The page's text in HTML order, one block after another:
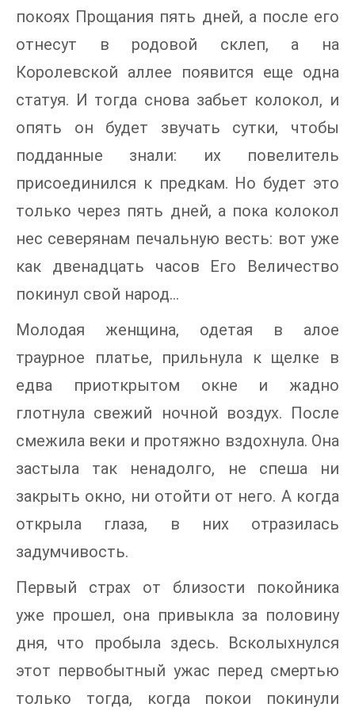
покоях Прощания пять дней, а после его
отнесут в родовой склеп, а на
Королевской аллее появится еще одна
статуя. И тогда снова забьет колокол, и
опять он будет звучать сутки, чтобы
подданные знали: их повелитель
присоединился к предкам. Но будет это
только через пять дней, а пока колокол
нес северянам печальную весть: вот уже
как двенадцать часов Его Величество
покинул свой народ…
Молодая женщина, одетая в алое
траурное платье, прильнула к щелке в
едва приоткрытом окне и жадно
глотнула свежий ночной воздух. После
смежила веки и протяжно вздохнула. Она
застыла так ненадолго, не спеша ни
закрыть окно, ни отойти от него. А когда
открыла глаза, в них отразилась
задумчивость.
Первый страх от близости покойника
уже прошел, она привыкла за половину
дня, что пробыла здесь. Всколыхнулся
этот первобытный ужас перед смертью
только тогда, когда покои покинули